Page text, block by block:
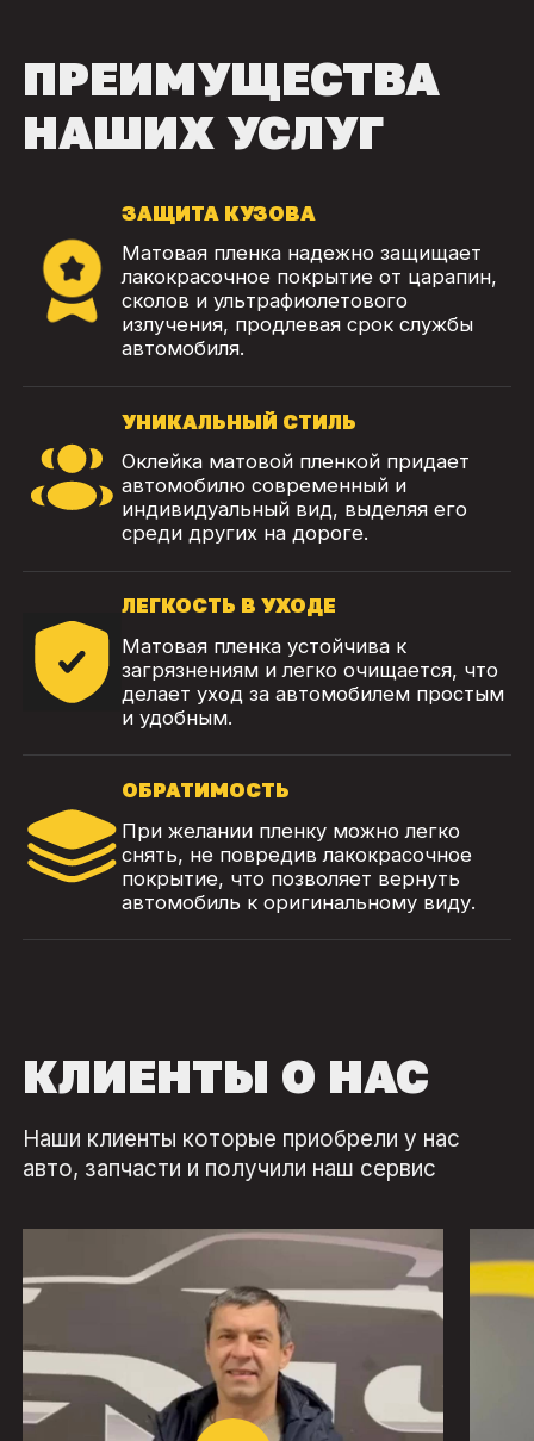
ПРЕИМУЩЕСТВА
НАШИХ УСЛУГ
ЗАЩИТА КУЗОВА
Матовая пленка надежно защищает
лакокрасочное покрытие от царапин,
сколов и ультрафиолетового
излучения, продлевая срок службы
автомобиля.
УНИКАЛЬНЫЙ СТИЛЬ
Оклейка матовой пленкой придает
автомобилю современный и
индивидуальный вид, выделяя его
среди других на дороге.
ЛЕГКОСТЬ В УХОДЕ
Матовая пленка устойчива к
загрязнениям и легко очищается, что
делает уход за автомобилем простым
и удобным.
ОБРАТИМОСТЬ
При желании пленку можно легко
снять, не повредив лакокрасочное
покрытие, что позволяет вернуть
автомобиль к оригинальному виду.
КЛИЕНТЫ О НАС
Наши клиенты которые приобрели у нас
авто, запчасти и получили наш сервис